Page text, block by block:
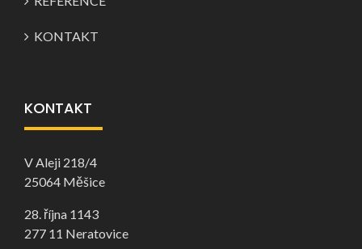
KONTAKT
KONTAKT
V Aleji 218/4
25064 Měšice
28. října 1143
277 11 Neratovice